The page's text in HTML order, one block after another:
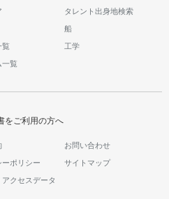
タレント出身地検索
船
覧 工学
一覧
をご利用の方へ
お問い合わせ
ーポリシー サイトマップ
アクセスデータ